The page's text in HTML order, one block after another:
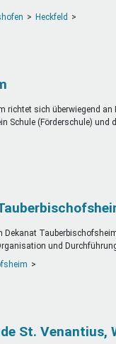
Heckfeld
richtet sich überwiegend
Schule (Förderschule) und
Dekanat
und
St. Venantius,